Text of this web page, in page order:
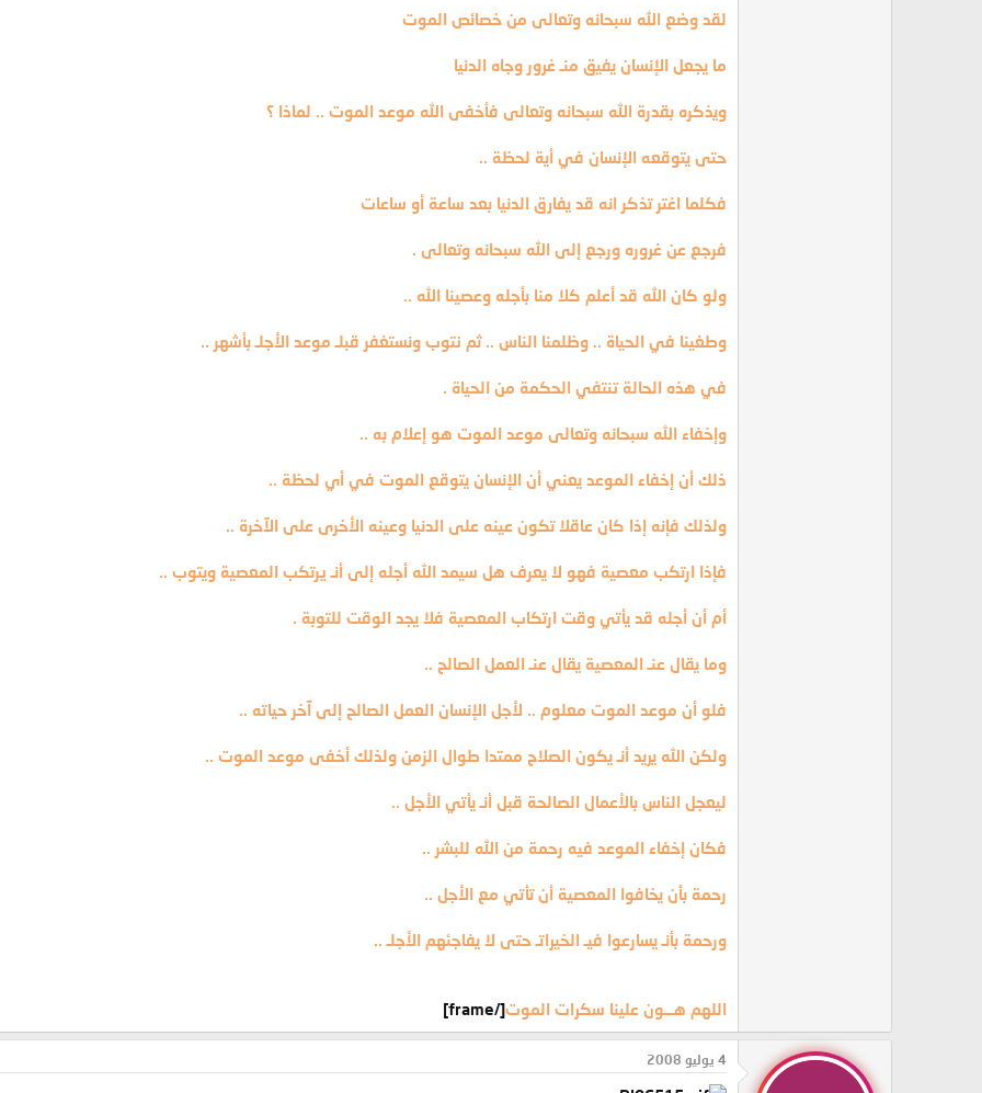
لقد وضع الله سبحانه وتعالى من خصائص الموت
ما يجعل الإنسان يفيق منـ غرور وجاه الدنيا
ويذكره بقدرة الله سبحانه وتعالى فأخفى الله موعد الموت .. لماذا ؟
حتى يتوقعه الإنسان في أية لحظة ..
فكلما اغتر تذكر انه قد يفارق الدنيا بعد ساعة أو ساعات
فرجع عن غروره ورجع إلى الله سبحانه وتعالى .
ولو كان الله قد أعلم كلا منا بأجله وعصينا الله ..
وطغينا في الحياة .. وظلمنا الناس .. ثم نتوب ونستغفر قبلـ موعد الأجلـ بأشهر ..
في هذه الحالة تنتفي الحكمة من الحياة .
وإخفاء الله سبحانه وتعالى موعد الموت هو إعلام به ..
ذلك أن إخفاء الموعد يعني أن الإنسان يتوقع الموت في أي لحظة ..
ولذلك فإنه إذا كان عاقلا تكون عينه على الدنيا وعينه الأخرى على الآخرة ..
فإذا ارتكب معصية فهو لا يعرف هل سيمد الله أجله إلى أنـ يرتكب المعصية ويتوب ..
أم أن أجله قد يأتي وقت ارتكاب المعصية فلا يجد الوقت للتوبة .
وما يقال عنـ المعصية يقال عنـ العمل الصالح ..
فلو أن موعد الموت معلوم .. لأجل الإنسان العمل الصالح إلى آخر حياته ..
ولكن الله يريد أنـ يكون الصلاح ممتدا طوال الزمن ولذلك أخفى موعد الموت ..
ليعجل الناس بالأعمال الصالحة قبل أنـ يأتي الأجل ..
فكان إخفاء الموعد فيه رحمة من الله للبشر ..
رحمة بأن يخافوا المعصية أن تأتي مع الأجل ..
ورحمة بأنـ يسارعوا فيـ الخيراتـ حتى لا يفاجئهم الأجلـ ..
اللهم هـــون علينا سكرات الموت[/frame]
4 يوليو 2008